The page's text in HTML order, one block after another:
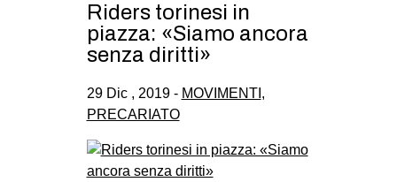
Riders torinesi in
piazza: «Siamo ancora
senza diritti»
29 Dic , 2019 - MOVIMENTI ,
PRECARIATO